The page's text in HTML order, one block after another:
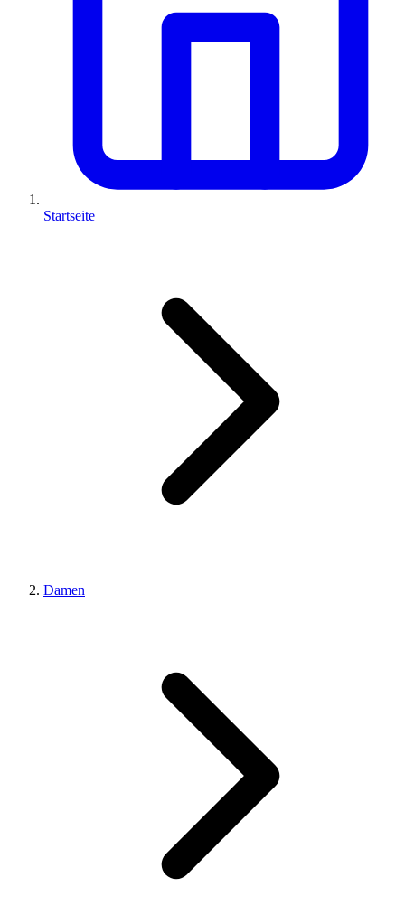
Startseite
Damen